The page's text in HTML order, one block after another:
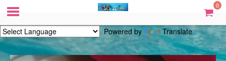
0
Powered by Translate